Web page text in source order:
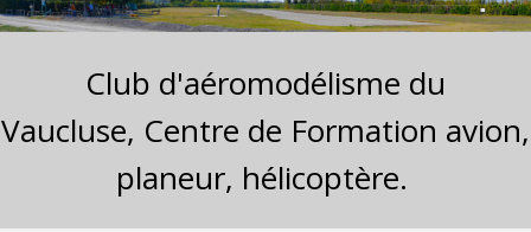
Club d'aéromodélisme du
Vaucluse, Centre de Formation avion,
planeur, hélicoptère.